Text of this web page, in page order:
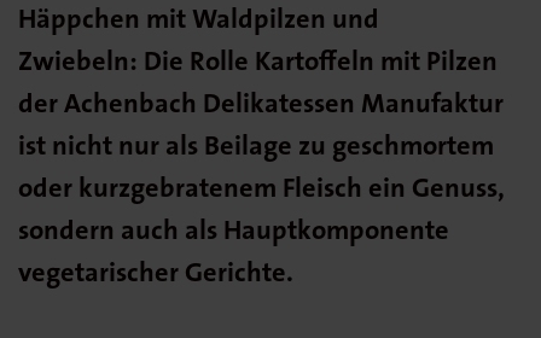
Häppchen mit Waldpilzen und
Zwiebeln: Die Rolle Kartoffeln mit Pilzen
der Achenbach Delikatessen Manufaktur
ist nicht nur als Beilage zu geschmortem
oder kurzgebratenem Fleisch ein Genuss,
sondern auch als Hauptkomponente
vegetarischer Gerichte.